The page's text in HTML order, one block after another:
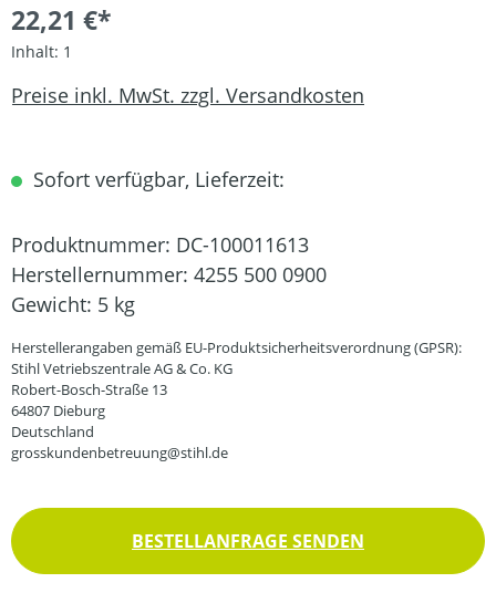
22,21 €*
Inhalt: 1
Preise inkl. MwSt. zzgl. Versandkosten
Sofort verfügbar, Lieferzeit:
Produktnummer: DC-100011613
Herstellernummer: 4255 500 0900
Gewicht: 5 kg
Herstellerangaben gemäß EU-Produktsicherheitsverordnung (GPSR):
Stihl Vetriebszentrale AG & Co. KG
Robert-Bosch-Straße 13
64807 Dieburg
Deutschland
grosskundenbetreuung@stihl.de
BESTELLANFRAGE SENDEN